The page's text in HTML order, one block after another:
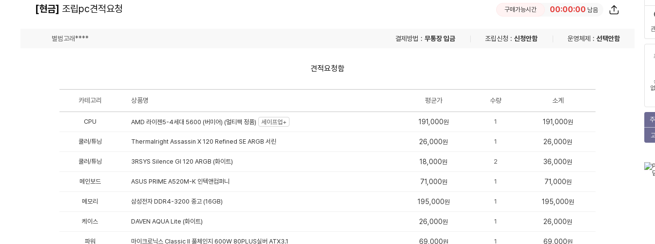
[현금] 조립pc견적요청 구매가능시간 00:00:00 남음
별범고래**** 결제방법 : 무통장 입금 조립신청 : 신청안함 운영체제 : 선택안함
견적요청함
카테고리 상품명 평균가 수량 소계
CPU AMD 라이젠5-4세대 5600 (버미어) (멀티팩 정품) 세이프업+ 191,000원 1 191,000원
쿨러/튜닝 Thermalright Assassin X 120 Refined SE ARGB 서린 26,000원 1 26,000원
쿨러/튜닝 3RSYS Silence GI 120 ARGB (화이트) 18,000원 2 36,000원
메인보드 ASUS PRIME A520M-K 인텍앤컴퍼니 71,000원 1 71,000원
메모리 삼성전자 DDR4-3200 중고 (16GB) 195,000원 1 195,000원
케이스 DAVEN AQUA Lite (화이트) 26,000원 1 26,000원
파워 마이크로닉스 Classic II 풀체인지 600W 80PLUS실버 ATX3.1 69,000원 1 69,000원